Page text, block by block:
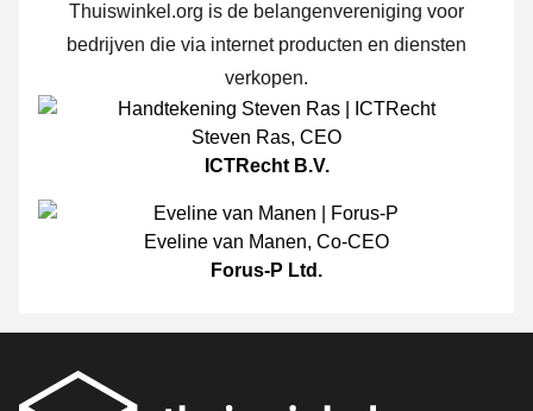
Thuiswinkel.org is de belangenvereniging voor
bedrijven die via internet producten en diensten
verkopen.
Steven Ras, CEO
ICTRecht B.V.
Eveline van Manen, Co-CEO
Forus-P Ltd.